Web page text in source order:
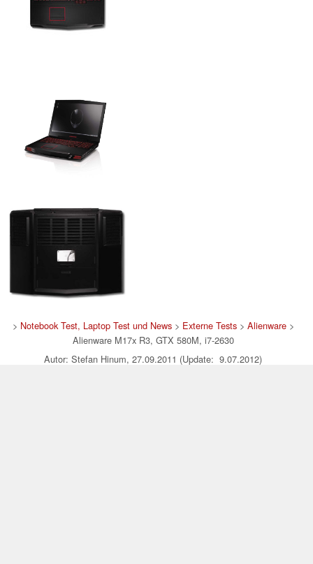
> Notebook Test, Laptop Test und News> Externe Tests> Alienware>
Alienware M17x R3, GTX 580M, i7-2630
Autor: Stefan Hinum, 27.09.2011 (Update: 9.07.2012)